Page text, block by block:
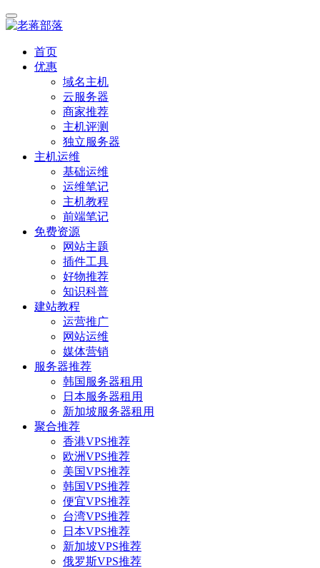
首页
优惠
域名主机
云服务器
商家推荐
主机评测
独立服务器
主机运维
基础运维
运维笔记
主机教程
前端笔记
免费资源
网站主题
插件工具
好物推荐
知识科普
建站教程
运营推广
网站运维
媒体营销
服务器推荐
韩国服务器租用
日本服务器租用
新加坡服务器租用
聚合推荐
香港VPS推荐
欧洲VPS推荐
美国VPS推荐
韩国VPS推荐
便宜VPS推荐
台湾VPS推荐
日本VPS推荐
新加坡VPS推荐
俄罗斯VPS推荐